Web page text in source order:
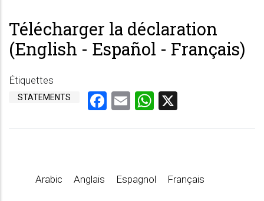
Télécharger la déclaration
(English - Español - Français)
Étiquettes
STATEMENTS Facebook
EmailWhatsApp
Arabic Anglais Espagnol Français